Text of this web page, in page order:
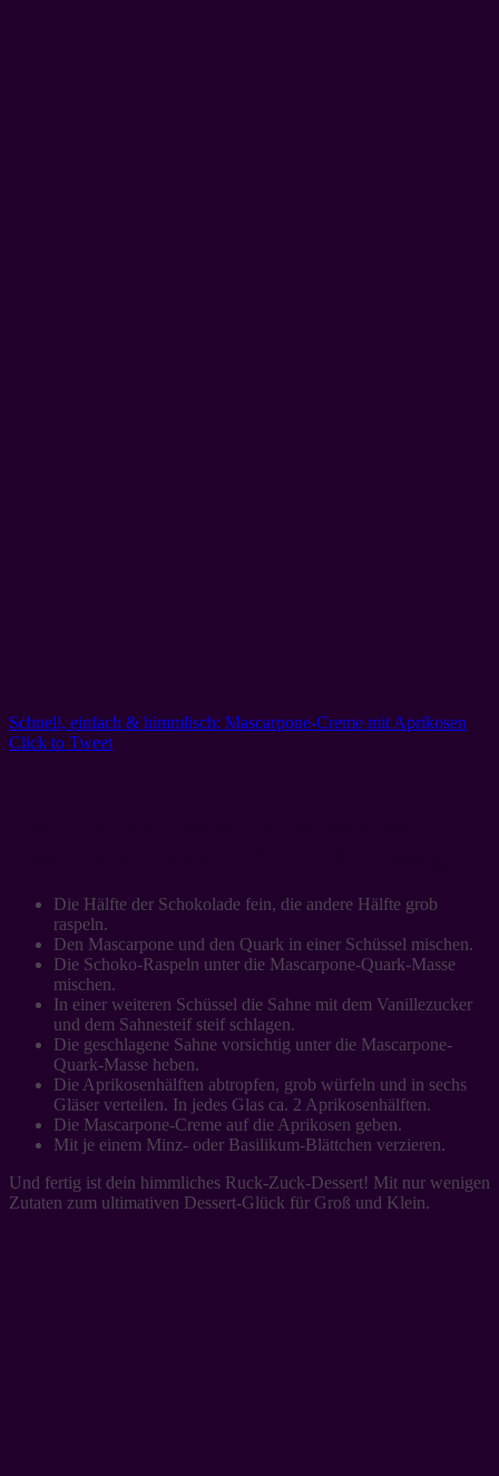
Schnell, einfach & himmlisch: Mascarpone-Creme mit Aprikosen
Click to Tweet
Die Hälfte der Schokolade fein, die andere Hälfte grob
raspeln.
Den Mascarpone und den Quark in einer Schüssel mischen.
Die Schoko-Raspeln unter die Mascarpone-Quark-Masse
mischen.
In einer weiteren Schüssel die Sahne mit dem Vanillezucker
und dem Sahnesteif steif schlagen.
Die geschlagene Sahne vorsichtig unter die Mascarpone-
Quark-Masse heben.
Die Aprikosenhälften abtropfen, grob würfeln und in sechs
Gläser verteilen. In jedes Glas ca. 2 Aprikosenhälften.
Die Mascarpone-Creme auf die Aprikosen geben.
Mit je einem Minz- oder Basilikum-Blättchen verzieren.
Und fertig ist dein himmliches Ruck-Zuck-Dessert! Mit nur wenigen
Zutaten zum ultimativen Dessert-Glück für Groß und Klein.